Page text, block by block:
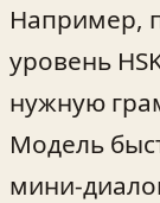
Например,
уровень
нужную
Модель
мини-